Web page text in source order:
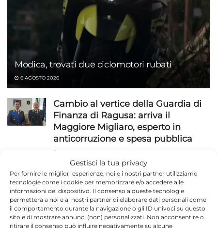
Gestisci la tua privacy
Per fornire le migliori esperienze, noi e i nostri partner utilizziamo
tecnologie come i cookie per memorizzare e/o accedere alle
informazioni del dispositivo. Il consenso a queste tecnologie
permetterà a noi e ai nostri partner di elaborare dati personali come
il comportamento durante la navigazione o gli ID univoci su questo
sito e di mostrare annunci (non) personalizzati. Non acconsentire o
ritirare il consenso può influire negativamente su alcune
Modica, trovati due ciclomotori rubati
6 AGOSTO 2026
Cambio al vertice della Guardia di
Finanza di Ragusa: arriva il
Maggiore Migliaro, esperto in
anticorruzione e spesa pubblica
Marina di Ragusa, doppio atto
vandalico contro l’auto della Polizia
Locale
6 AGOSTO 2026